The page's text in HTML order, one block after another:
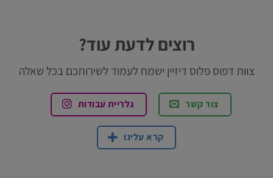
רוצים לדעת עוד?
צוות דפוס פלוס דיזיין ישמח לעמוד לשירותכם בכל שאלה
צור קשר גלריית עבודות
קרא עלינו